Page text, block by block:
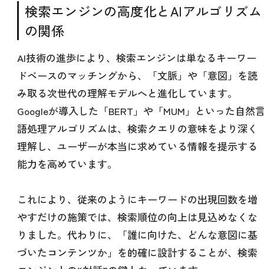
検索エンジンの高度化とAIアルゴリズム
の関係
AI技術の進歩により、検索エンジンは単なるキーワー
ドベースのマッチングから、「文脈」や「意図」を読
み取る次世代の理解モデルへと進化しています。
Googleが導入した「BERT」や「MUM」といった自然
語処理アルゴリズムは、検索クエリの意味をより深く
理解し、ユーザーが本当に求めている情報を提示する
能力を高めています。
これにより、従来のようにキーワードの出現回数を増
やすだけの施策では、検索順位の向上は見込めなくな
りました。代わりに、「誰に向けた、どんな意図に基
づいたコンテンツか」を的確に設計することが、検索